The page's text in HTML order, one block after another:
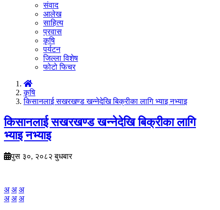
संवाद
आलेख
साहित्य
प्रवास
कृषि
पर्यटन
जिल्ला विशेष
फोटो फिचर
कृषि
किसानलाई सखरखण्ड खन्नेदेखि बिक्रीका लागि भ्याइ नभ्याइ
किसानलाई सखरखण्ड खन्नेदेखि बिक्रीका लागि
भ्याइ नभ्याइ
पुस ३०, २०८२ बुधबार
अ अ अ
अ अ अ